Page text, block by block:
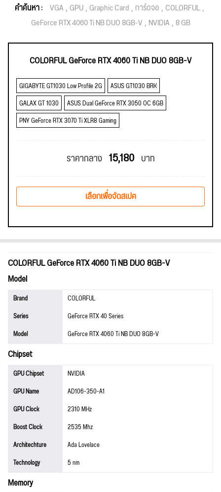
คำค้นหา : VGA GPU Graphic Card การ์ดจอ COLORFUL
GeForce RTX 4060 Ti NB DUO 8GB-V NVIDIA 8 GB
COLORFUL GeForce RTX 4060 Ti NB DUO 8GB-V
GIGABYTE GT1030 Low Profile 2G
ASUS GT1030 BRK
GALAX GT 1030
ASUS Dual GeForce RTX 3050 OC 6GB
PNY GeForce RTX 3070 Ti XLR8 Gaming
ราคากลาง 15,180 บาท
เลือกเพื่อจัดสเปค
COLORFUL GeForce RTX 4060 Ti NB DUO 8GB-V
Model
Brand
COLORFUL
Series
GeForce RTX 40 Series
Model
GeForce RTX 4060 Ti NB DUO 8GB-V
Chipset
GPU Chipset
NVIDIA
GPU Name
AD106-350-A1
GPU Clock
2310 MHz
Boost Clock
2535 Mhz
Architechture
Ada Lovelace
Technology
5 nm
Memory